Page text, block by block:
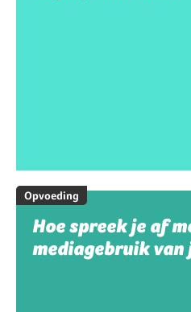
Opvoeding
Hoe spreek je af
mediagebruik van